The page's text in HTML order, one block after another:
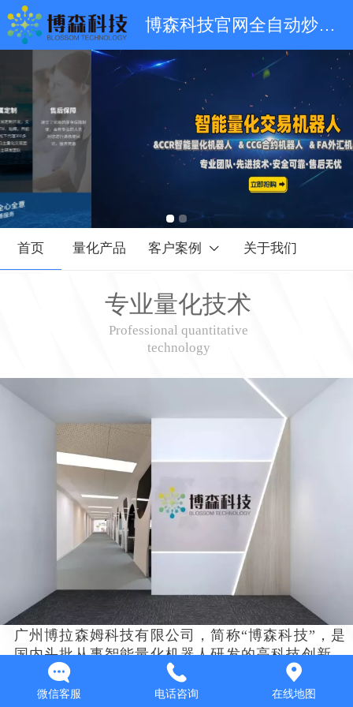
博森科技官网全自动炒币量化机器人-CCR智能量化机器人-量化软件人工智能-CCG合约机器人
首页 量化产品 客户案例 关于我们
专业量化技术
Professional quantitative
technology
广州博拉森姆科技有限公司，简称“博森科技”，是
国内头批从事智能量化机器人研发的高科技创新
企业，立足于量化技术的大数据研究，结合自动
量化软件的实现，来规避人工操作的情绪化和时
微信客服 电话咨询 在线地图